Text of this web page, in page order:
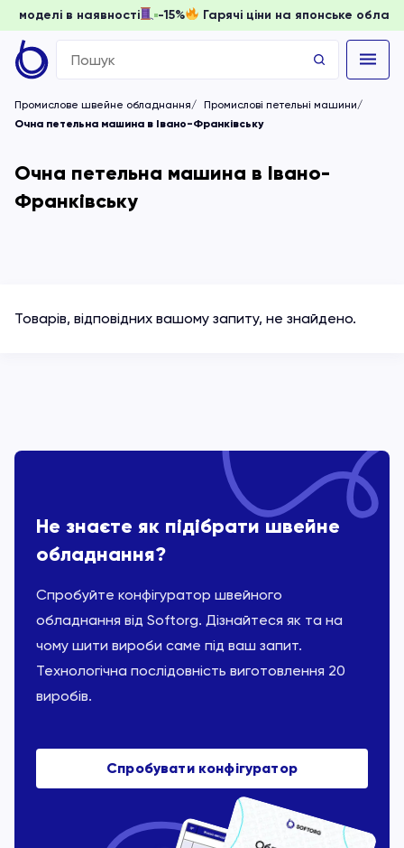
моделі в наявності -15% Гарячі ціни на японське
Search
for:
Промислове швейне обладнання
Промислові петельні машини
Очна петельна машина в Івано-Франківську
Очна петельна машина в Івано-
Франківську
Товарів, відповідних вашому запиту, не знайдено.
Не знаєте як підібрати швейне
обладнання?
Спробуйте конфігуратор швейного
обладнання від Softorg. Дізнайтеся як та на
чому шити вироби саме під ваш запит.
Технологічна послідовність виготовлення 20
виробів.
Спробувати конфігуратор